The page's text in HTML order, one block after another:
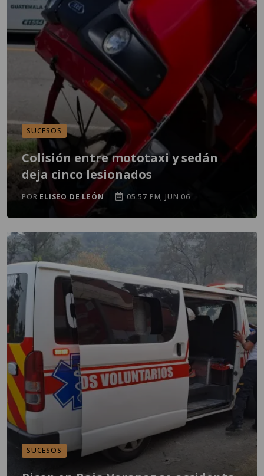
SUCESOS
Colisión entre mototaxi y sedán
deja cinco lesionados
POR ELISEO DE LEÓN 05:57 PM, JUN 06
SUCESOS